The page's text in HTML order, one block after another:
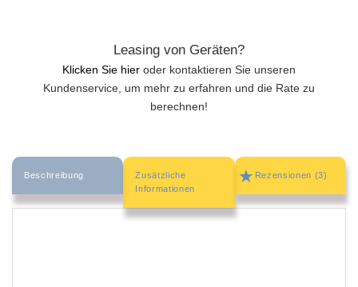
Leasing von Geräten?
Klicken Sie hier oder kontaktieren Sie unseren
Kundenservice, um mehr zu erfahren und die Rate zu
berechnen!
Beschreibung
Zusätzliche
Informationen
Rezensionen (3)